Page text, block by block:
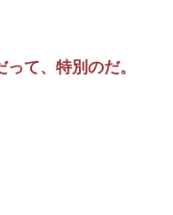
て、特別のだ。